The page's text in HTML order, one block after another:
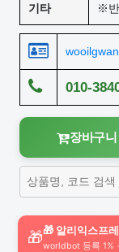
기타 ※
010-
장바구니
🎁🎁 알리익스프
worldbot 등록 1%